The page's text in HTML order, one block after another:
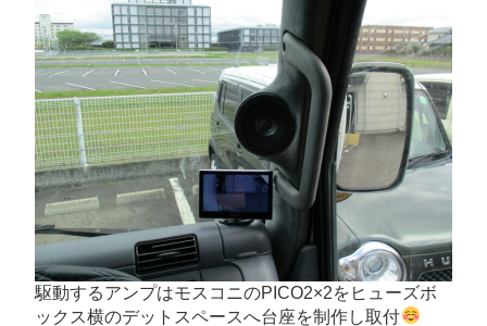
駆動するアンプはモスコニのPICO2×2をヒューズボ
ックス横のデットスペースへ台座を制作し取付